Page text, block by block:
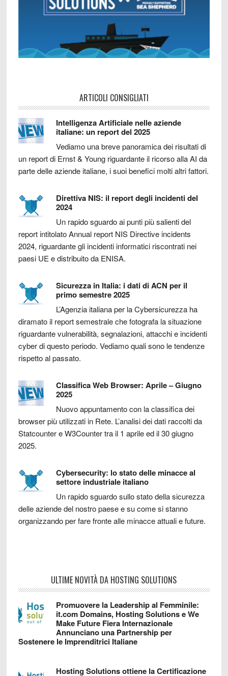
ARTICOLI CONSIGLIATI
Intelligenza Artificiale nelle aziende
italiane: un report del 2025
Vediamo una breve panoramica dei risultati di
un report di Ernst & Young riguardante il ricorso alla AI da
parte delle aziende italiane, i suoi benefici molti altri fattori.
Direttiva NIS: il report degli incidenti del
2024
Un rapido sguardo ai punti più salienti del
report intitolato Annual report NIS Directive incidents
2024, riguardante gli incidenti informatici riscontrati nei
paesi UE e distribuito da ENISA.
Sicurezza in Italia: i dati di ACN per il
primo semestre 2025
L’Agenzia italiana per la Cybersicurezza ha
diramato il report semestrale che fotografa la situazione
riguardante vulnerabilità, segnalazioni, attacchi e incidenti
cyber di questo periodo. Vediamo quali sono le tendenze
rispetto al passato.
Classifica Web Browser: Aprile – Giugno
2025
Nuovo appuntamento con la classifica dei
browser più utilizzati in Rete. L’analisi dei dati raccolti da
Statcounter e W3Counter tra il 1 aprile ed il 30 giugno
2025.
Cybersecurity: lo stato delle minacce al
settore industriale italiano
Un rapido sguardo sullo stato della sicurezza
delle aziende del nostro paese e su come si stanno
organizzando per fare fronte alle minacce attuali e future.
ULTIME NOVITÀ DA HOSTING SOLUTIONS
Promuovere la Leadership al Femminile:
it.com Domains, Hosting Solutions e We
Make Future Fiera Internazionale
Annunciano una Partnership per
Sostenere le Imprenditrici Italiane
Hosting Solutions ottiene la Certificazione